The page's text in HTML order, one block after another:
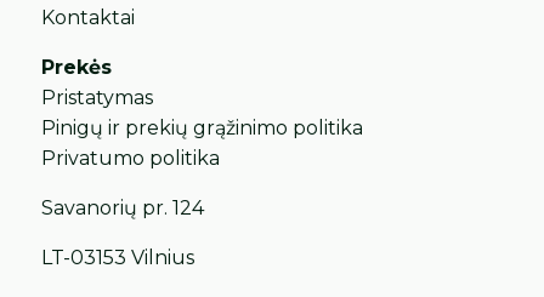
Kontaktai
Prekės
Pristatymas
Pinigų ir prekių grąžinimo politika
Privatumo politika
Savanorių pr. 124
LT-03153 Vilnius